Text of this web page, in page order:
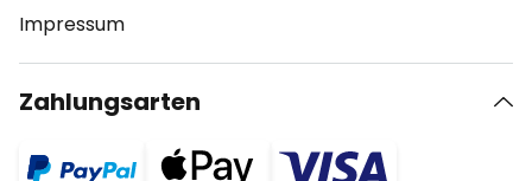
Impressum
Zahlungsarten